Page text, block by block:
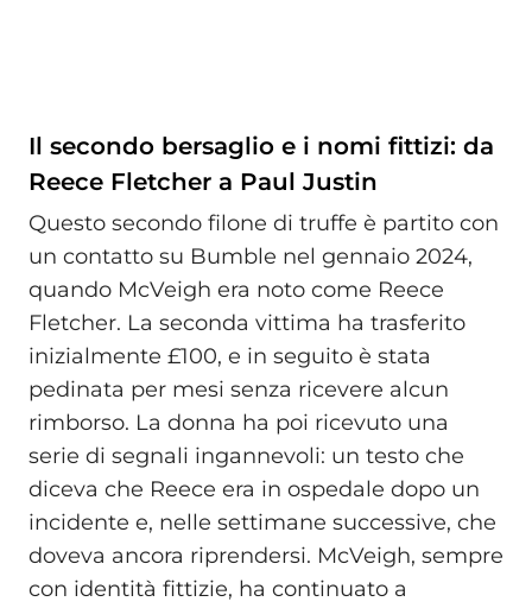
Il secondo bersaglio e i nomi fittizi: da
Reece Fletcher a Paul Justin
Questo secondo filone di truffe è partito con
un contatto su Bumble nel gennaio 2024,
quando McVeigh era noto come Reece
Fletcher. La seconda vittima ha trasferito
inizialmente £100, e in seguito è stata
pedinata per mesi senza ricevere alcun
rimborso. La donna ha poi ricevuto una
serie di segnali ingannevoli: un testo che
diceva che Reece era in ospedale dopo un
incidente e, nelle settimane successive, che
doveva ancora riprendersi. McVeigh, sempre
con identità fittizie, ha continuato a